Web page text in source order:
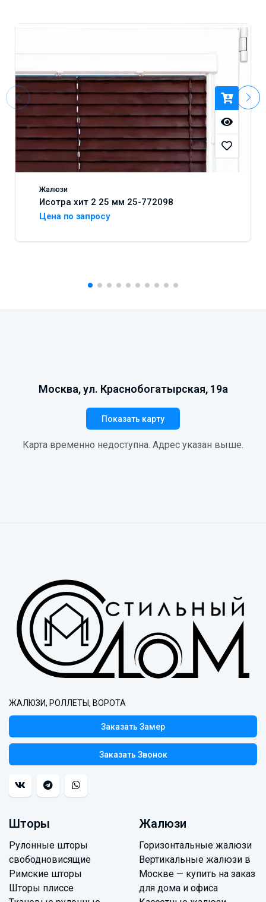
Жалюзи
Исотра хит 2 25 мм 25-772098
Цена по запросу
Москва, ул. Краснобогатырская, 19а
Показать карту
Карта временно недоступна. Адрес указан выше.
ЖАЛЮЗИ, РОЛЛЕТЫ, ВОРОТА
Заказать Замер
Заказать Звонок
Шторы
Рулонные шторы
свободновисящие
Римские шторы
Шторы плиссе
Жалюзи
Горизонтальные жалюзи
Вертикальные жалюзи в
Москве — купить на заказ
для дома и офиса